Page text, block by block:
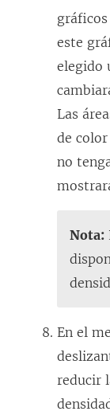
este
elegido
Las
de
no
Nota:
En el
reducir